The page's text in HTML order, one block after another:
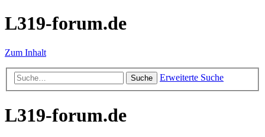
L319-forum.de
Zum Inhalt
Suche Erweiterte Suche
L319-forum.de